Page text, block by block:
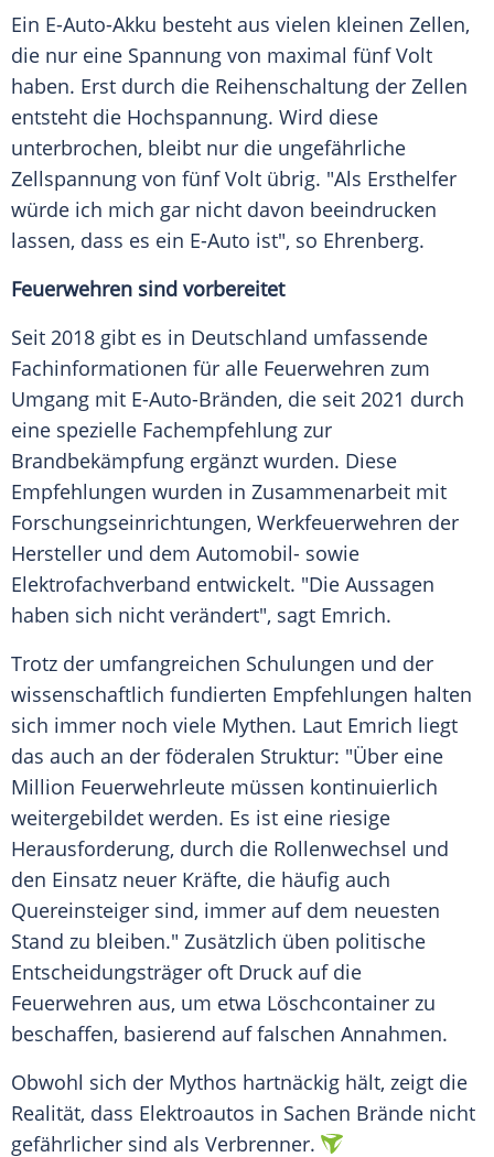
Ein E-Auto-Akku besteht aus vielen kleinen Zellen,
die nur eine Spannung von maximal fünfVolt
haben. Erst durch die Reihenschaltung der Zellen
entsteht die Hochspannung. Wird diese
unterbrochen, bleibt nur die ungefährliche
Zellspannung von fünfVolt übrig. "Als Ersthelfer
würde ich mich gar nicht davon beeindrucken
lassen, dass es ein E-Auto ist", so Ehrenberg.
Feuerwehren sind vorbereitet
Seit 2018 gibt es in Deutschland umfassende
Fachinformationen für alle Feuerwehren zum
Umgang mit E-Auto-Bränden, die seit 2021 durch
eine spezielle Fachempfehlung zur
Brandbekämpfung ergänzt wurden. Diese
Empfehlungen wurden in Zusammenarbeit mit
Forschungseinrichtungen, Werkfeuerwehren der
Hersteller und dem Automobil- sowie
Elektrofachverband entwickelt. "Die Aussagen
haben sich nicht verändert", sagt Emrich.
Trotz der umfangreichen Schulungen und der
wissenschaftlich fundierten Empfehlungen halten
sich immer noch viele Mythen. Laut Emrich liegt
das auch an der föderalen Struktur: "Über eine
Million Feuerwehrleute müssen kontinuierlich
weitergebildet werden. Es ist eine riesige
Herausforderung, durch die Rollenwechsel und
den Einsatz neuer Kräfte, die häufig auch
Quereinsteiger sind, immer auf dem neuesten
Stand zu bleiben." Zusätzlich üben politische
Entscheidungsträger oft Druck auf die
Feuerwehren aus, um etwa Löschcontainer zu
beschaffen, basierend auf falschen Annahmen.
Obwohl sich der Mythos hartnäckig hält, zeigt die
Realität, dass Elektroautos in Sachen Brände nicht
gefährlicher sind als Verbrenner.